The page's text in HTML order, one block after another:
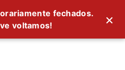
×
fechados.
voltamos!